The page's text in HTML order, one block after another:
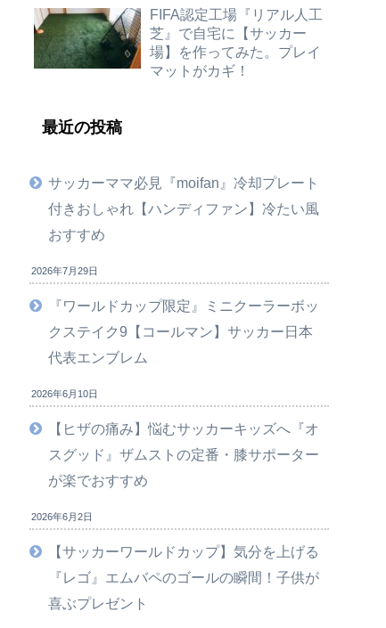
FIFA認定工場『リアル人工
芝』で自宅に【サッカー
場】を作ってみた。プレイ
マットがカギ！
最近の投稿
サッカーママ必見『moifan』冷却プレート
付きおしゃれ【ハンディファン】冷たい風
おすすめ
2026年7月29日
『ワールドカップ限定』ミニクーラーボッ
クステイク9【コールマン】サッカー日本
代表エンブレム
2026年6月10日
【ヒザの痛み】悩むサッカーキッズへ『オ
スグッド』ザムストの定番・膝サポーター
が楽でおすすめ
2026年6月2日
【サッカーワールドカップ】気分を上げる
『レゴ』エムバペのゴールの瞬間！子供が
喜ぶプレゼント